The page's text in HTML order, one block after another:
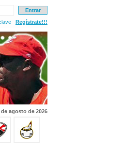
Regístrate!!!
agosto de 2026